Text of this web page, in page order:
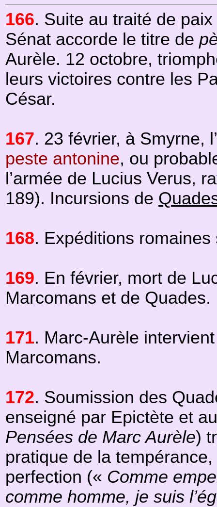
166. Suite au traité de
Sénat accorde le titre de
Aurèle. 12 octobre,
leurs victoires contre les
César.
167. 23 février, à Smyrne,
peste antonine, ou
l’armée de Lucius Verus,
189). Incursions de
168. Expéditions
169. En février, mort de
Marcomans et de Quades.
171. Marc-Aurèle
Marcomans.
172. Soumission des
enseigné par Epictète et
Pensées de Marc Aurèle)
pratique de la
perfection (« Comme
comme homme, je suis